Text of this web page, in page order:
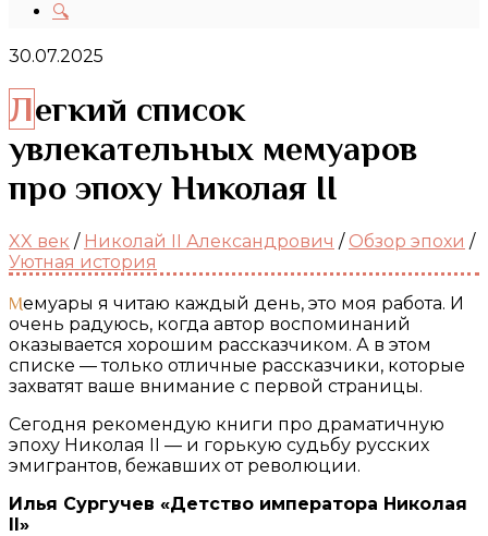
🔍
30.07.2025
Легкий список
увлекательных мемуаров
про эпоху Николая II
XX век / Николай II Александрович / Обзор эпохи /
Уютная история
Мемуары я читаю каждый день, это моя работа. И
очень радуюсь, когда автор воспоминаний
оказывается хорошим рассказчиком. А в этом
списке — только отличные рассказчики, которые
захватят ваше внимание с первой страницы.
Сегодня рекомендую книги про драматичную
эпоху Николая II — и горькую судьбу русских
эмигрантов, бежавших от революции.
Илья Сургучев «Детство императора Николая
II»